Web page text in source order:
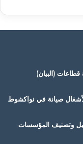
(البيان)
صيانة في نواكشوط
وتصنيف المؤسسات